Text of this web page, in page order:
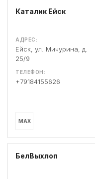
Каталик Ейск
АДРЕС:
Ейск, ул. Мичурина, д.
25/9
ТЕЛЕФОН:
+79184155626
MAX
БелВыхлоп